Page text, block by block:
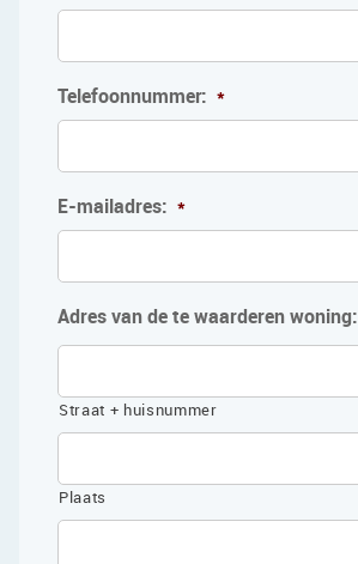
Telefoonnummer: *
E-mailadres: *
Adres van de te waarderen woning:
Straat + huisnummer
Plaats